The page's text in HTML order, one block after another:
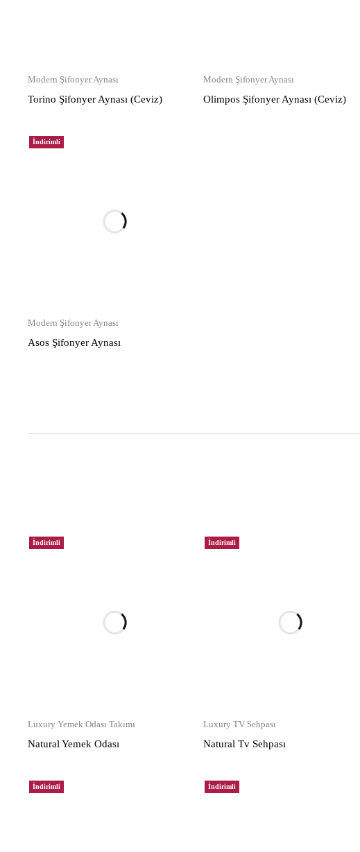
Modern Şifonyer Aynası
Torino Şifonyer Aynası (Ceviz)
Modern Şifonyer Aynası
Olimpos Şifonyer Aynası (Ceviz)
İndirimli
Modern Şifonyer Aynası
Asos Şifonyer Aynası
İndirimli
Luxury Yemek Odası Takımı
Natural Yemek Odası
İndirimli
Luxury TV Sehpası
Natural Tv Sehpası
İndirimli İndirimli